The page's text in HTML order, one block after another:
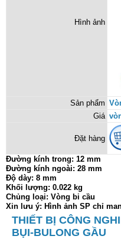
Hình ảnh
Sản phẩm
Giá
Đặt hàng
Đường kính trong: 12 mm
Đường kính ngoài: 28 mm
Độ dày: 8 mm
Khối lượng: 0.022 kg
Chủng loại: Vòng bi cầu
Xin lưu ý: Hình ảnh SP chỉ
THIẾT BỊ CÔNG
BỤI-BULONG GẦU